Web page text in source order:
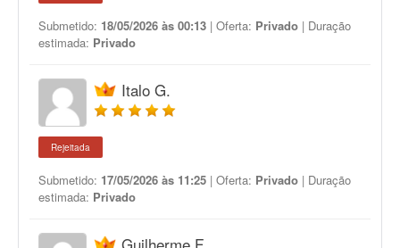
Submetido: 18/05/2026 às 00:13 | Oferta: Privado | Duração
estimada: Privado
Italo G.
Rejeitada
Submetido: 17/05/2026 às 11:25 | Oferta: Privado | Duração
estimada: Privado